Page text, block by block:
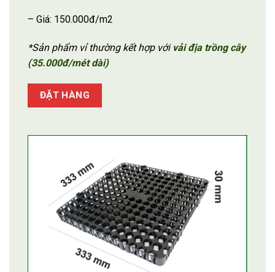
– Giá: 150.000đ/m2
*Sản phẩm vỉ thường kết hợp với vải địa trồng cây
(35.000đ/mét dài)
ĐẶT HÀNG